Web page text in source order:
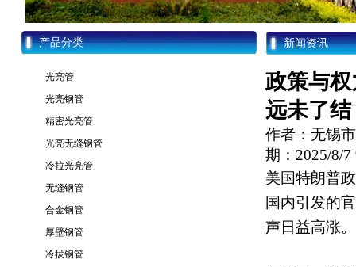
产品分类
光亮管
光亮钢管
精密光亮管
光亮无缝钢管
冷拉光亮管
无缝钢管
合金钢管
厚壁钢管
冷拔钢管
新闻资讯
政策与
远未了结
作者：无锡
期：2025/8/7
美国特朗普
国内引发的
声日益高涨。